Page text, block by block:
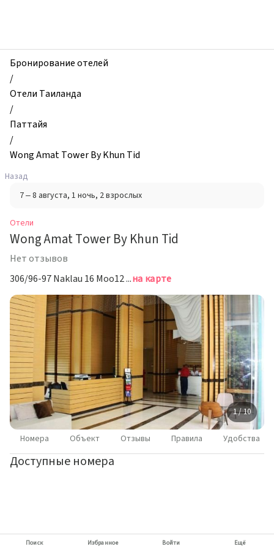
Wong
Amat
Tower
By
Khun
Tid,
Паттайя,
Таиланд
Бронирование отелей
/
Отели Таиланда
/
Паттайя
/
Wong Amat Tower By Khun Tid
Назад
7 – 8 августа, 1 ночь, 2 взрослых
Отели
Wong Amat Tower By Khun Tid
Нет отзывов
306/96-97 Naklau 16 Moo12 Thappraya Road,Naklau 16, Паттайяна карте
1 / 10
Номера Объект Отзывы Правила Удобства
Доступные номера
Поиск Избранное Войти Ещё